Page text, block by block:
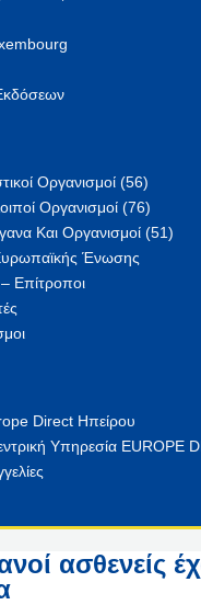
Οργανισμοί (56)
Οργανισμοί (76)
Και Οργανισμοί (51)
Ένωσης
Επίτροποι
Direct Ηπείρου
Υπηρεσία EUROPE
ασθενείς